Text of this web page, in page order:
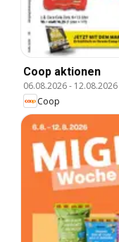
Coop aktionen
06.08.2026- 12.08.2026
Coop